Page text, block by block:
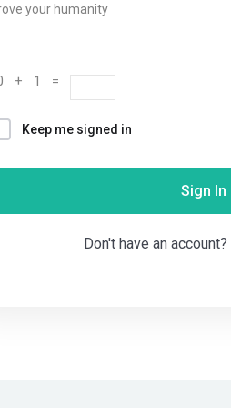
your humanity
+ 1 =
Keep me signed in
Sign In
Don't have an account?